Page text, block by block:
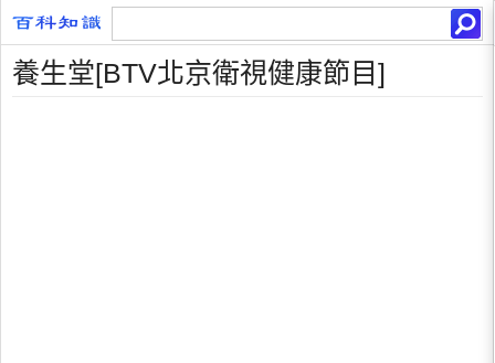
養生堂[BTV北京衛視健康節目]